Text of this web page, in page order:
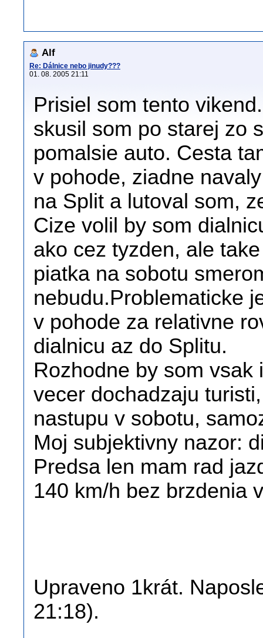
Alf
Re: Dálnice nebo jinudy???
01. 08. 2005 21:11
Prisiel som tento
skusil som po starej zo
pomalsie auto. Cesta
v pohode, ziadne
na Split a lutoval som,
Cize volil by som
ako cez tyzden, ale
piatka na sobotu
nebudu.Problematicke
v pohode za relativne
dialnicu az do Splitu.
Rozhodne by som
vecer dochadzaju
nastupu v sobotu,
Moj subjektivny nazor:
Predsa len mam rad
140 km/h bez brzdenia
Upraveno 1krát.
21:18).